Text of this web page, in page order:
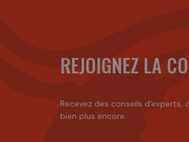
REJOIGNEZ LA
Recevez des conseils d'experts,
bien plus encore.